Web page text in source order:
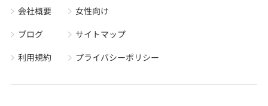
会社概要
ブログ
利用規約
女性向け
サイトマップ
プライバシーポリシー